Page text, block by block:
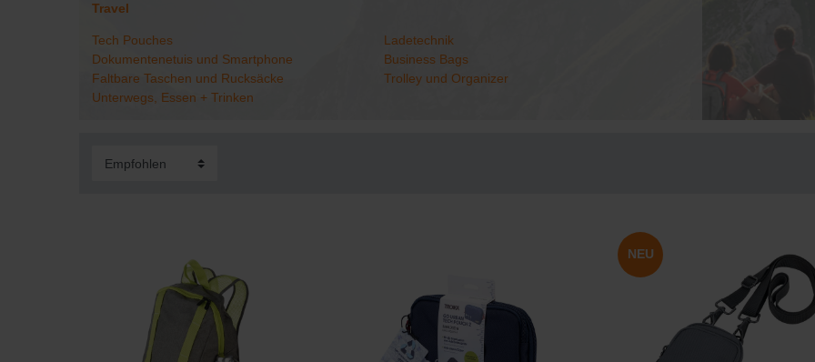
Travel
Tech Pouches
Ladetechnik
Dokumentenetuis und Smartphone
Business Bags
Faltbare Taschen und Rucksäcke
Trolley und Organizer
Unterwegs, Essen + Trinken
NEU